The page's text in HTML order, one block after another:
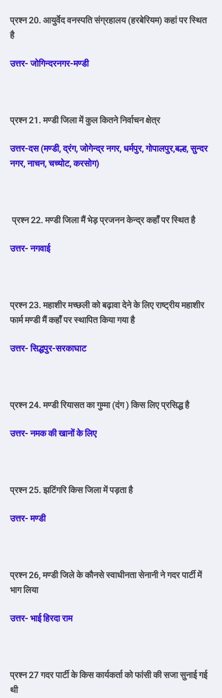
प्रश्न 20. आयुर्वेद वनस्पति संग्रहालय (हरबेरियम) कहां पर स्थित
है
उत्तर- जोगिन्दरनगर-मण्डी
प्रश्न 21. मण्डी जिला में कुल कितने निर्वाचन क्षेत्र
उत्तर-दस (मण्डी, द्रंग, जोगेन्द्र नगर, धर्मपुर, गोपालपुर,बल्ह, सुन्दर
नगर, नाचन, चच्योट, करसोग)
प्रश्न 22. मण्डी जिला मैं भेड़ प्रजनन केन्द्र कहाँ पर स्थित है
उत्तर- नगवाई
प्रश्न 23. महाशीर मच्छली को बढ़ावा देने के लिए राष्ट्रीय महाशीर
फार्म मण्डी मैं कहाँ पर स्थापित किया गया है
उत्तर- सिद्धपुर-सरकाघाट
प्रश्न 24. मण्डी रियासत का गुम्मा (दंग ) किस लिए प्रसिद्ध है
उत्तर- नमक की खानों के लिए
प्रश्न 25. झटिंगरि किस जिला में पड़ता है
उत्तर- मण्डी
प्रश्न 26, मण्डी जिले के कौनसे स्वाधीनता सेनानी ने गदर पार्टी में
भाग लिया
उत्तर- भाई हिरदा राम
प्रश्न 27 गदर पार्टी के किस कार्यकर्ता को फांसी की सजा सुनाई गई
थी